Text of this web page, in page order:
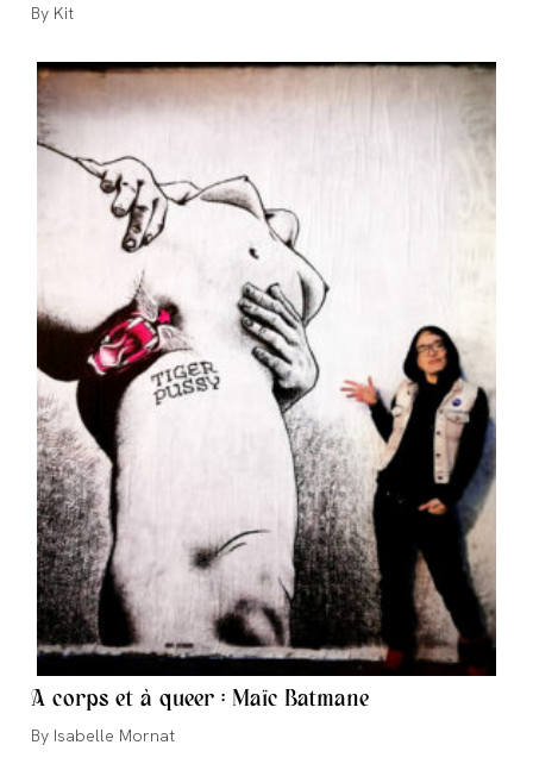
Auteur/autrice
la
publication :
Kit
A corps et à queer : Maïc Batmane
Auteur/autrice
Isabelle Mornat